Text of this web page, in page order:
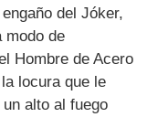
del Jóker,
modo de
Hombre de Acero
locura que le
alto al fuego